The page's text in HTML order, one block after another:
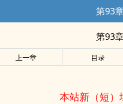
第93
第93
上一章 目录
本站新（短